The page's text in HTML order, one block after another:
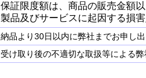
保証限度額は、商品の販売金額
製品及びサービスに起因する損
納品より30日以内に弊社までお申し
受け取り後の不適切な取扱等による